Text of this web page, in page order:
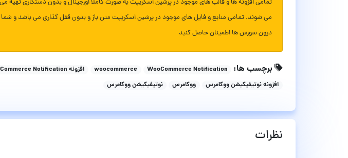
تمامی افزونه ها و قالب های موجود در پرشین اسکریپت به صورت کاملا اورجینال و بدون دستکاری تهیه
می شوند. تمامی منابع و فایل های موجود در پرشین اسکریپت متن باز و بدون قفل گذاری می باشد و
درون سورس ها اطمینان حاصل کنید
برچسب ها: WooCommerce Notification
woocommerce افزونه WooCommerce Notification
افزونه نوتیفیکیشن ووکامرس
ووکامرس نوتیفیکیشن ووکامرس
نظرات